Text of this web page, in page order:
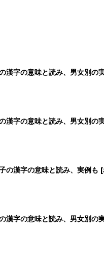
漢字の意味と読み、男女別
漢字の意味と読み、男女別
の漢字の意味と読み、実例
漢字の意味と読み、男女別